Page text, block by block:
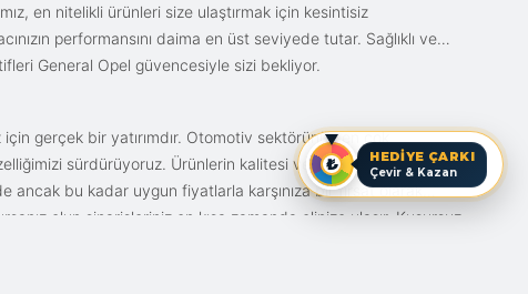
HEDİYE ÇARKI
Çevir & Kazan
en nitelikli ürünleri size ulaştırmak için kesintisiz
performansını daima en üst seviyede tutar. Sağlıklı ve
General Opel güvencesiyle sizi bekliyor.
için gerçek bir yatırımdır. Otomotiv sektörünün en çok
sürdürüyoruz. Ürünlerin kalitesi ve bunun fiyat karşılığı
ancak bu kadar uygun fiyatlarla karşınıza bir fırsat olarak
olun siparişleriniz en kısa zamanda elinize ulaşır. Kusursuz